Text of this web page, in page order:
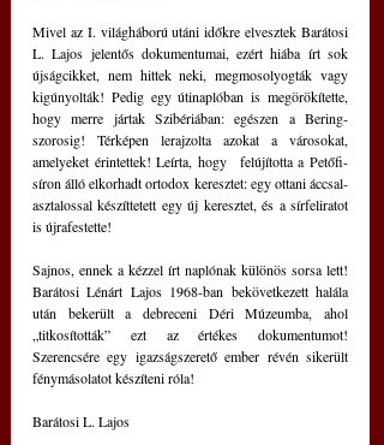
Mivel az I. világháború utáni időkre elvesztek Barátosi
L. Lajos jelentős dokumentumai, ezért hiába írt sok
újságcikket, nem hittek neki, megmosolyogták vagy
kigúnyolták! Pedig egy útinaplóban is megörökítette,
hogy merre jártak Szibériában: egészen a Bering-
szorosig! Térképen lerajzolta azokat a városokat,
amelyeket érintettek! Leírta, hogy  felújította a Petőfi-
síron álló elkorhadt ortodox keresztet: egy ottani áccsal-
asztalossal készíttetett egy új keresztet, és a sírfeliratot
is újrafestette!
Sajnos, ennek a kézzel írt naplónak különös sorsa lett!
Barátosi Lénárt Lajos 1968-ban bekövetkezett halála
után bekerült a debreceni Déri Múzeumba, ahol
„titkosították” ezt az értékes dokumentumot!
Szerencsére egy igazságszerető ember révén sikerült
fénymásolatot készíteni róla!
Barátosi L. Lajos